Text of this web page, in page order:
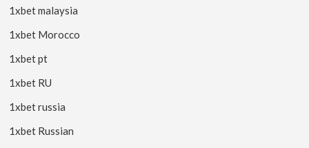
1xbet malaysia
1xbet Morocco
1xbet pt
1xbet RU
1xbet russia
1xbet Russian